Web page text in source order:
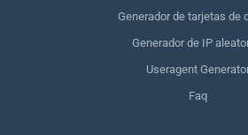
Generador de tarjetas de
Generador de IP
Useragent
Faq